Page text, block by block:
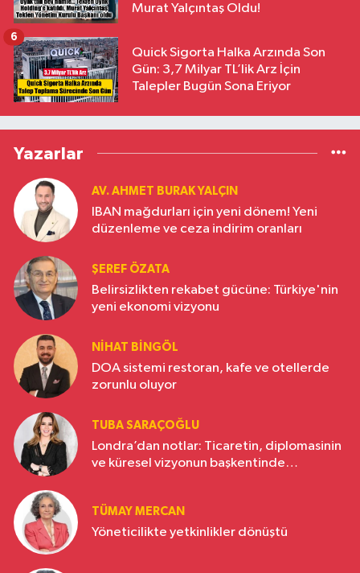
Murat Yalçıntaş Oldu!
Quick Sigorta Halka Arzında Son
Gün: 3,7 Milyar TL’lik Arz İçin
Talepler Bugün Sona Eriyor
6
Yazarlar
AV. AHMET BURAK YALÇIN
IBAN mağdurları için yeni dönem! Yeni
düzenleme ve ceza indirim oranları
ŞEREF ÖZATA
Belirsizlikten rekabet gücüne: Türkiye'nin
yeni ekonomi vizyonu
NIHAT BINGÖL
DOA sistemi restoran, kafe ve otellerde
zorunlu oluyor
TUBA SARAÇOĞLU
Londra’dan notlar: Ticaretin, diplomasinin
ve küresel vizyonun başkentinde
TÜMAY MERCAN
Yöneticilikte yetkinlikler dönüştü